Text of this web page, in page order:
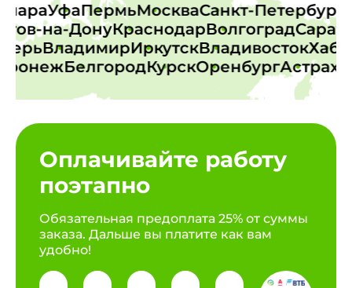
СамараУфаПермьМоскваСанкт-
на-ДонуКраснодарВолгоградСаратов
ТверьВладимирИркутскВладивосток
БелгородКурскОренбург
Оплачивайте работу
поэтапно
Обязательная предоплата 25% от суммы
заказа. Дальше вы платите как вам
удобно!